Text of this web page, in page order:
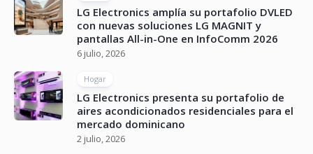
LG Electronics amplía su portafolio DVLED
con nuevas soluciones LG MAGNIT y
pantallas All-in-One en InfoComm 2026
6 julio, 2026
Hogar
LG Electronics presenta su portafolio de
aires acondicionados residenciales para el
mercado dominicano
2 julio, 2026